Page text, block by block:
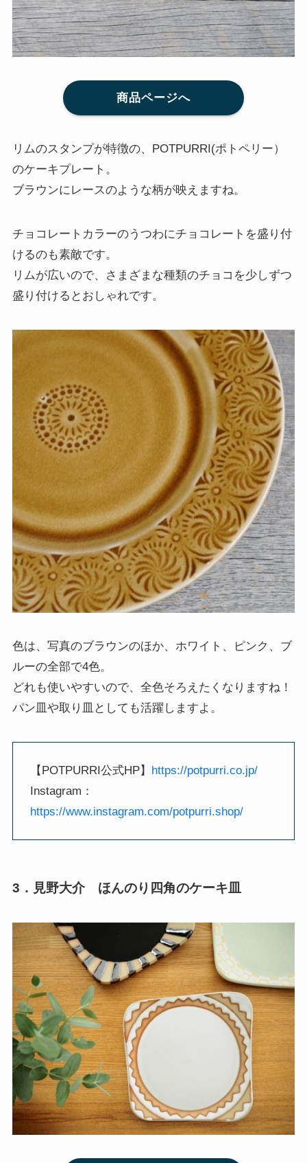
商品ページへ
リムのスタンプが特徴の、POTPURRI(ポトペリー）
のケーキプレート。
ブラウンにレースのような柄が映えますね。
チョコレートカラーのうつわにチョコレートを盛り付
けるのも素敵です。
リムが広いので、さまざまな種類のチョコを少しずつ
盛り付けるとおしゃれです。
色は、写真のブラウンのほか、ホワイト、ピンク、ブ
ルーの全部で4色。
どれも使いやすいので、全色そろえたくなりますね！
パン皿や取り皿としても活躍しますよ。
【POTPURRI公式HP】 https://potpurri.co.jp/
Instagram：
https://www.instagram.com/potpurri.shop/
3．見野大介 ほんのり四角のケーキ皿